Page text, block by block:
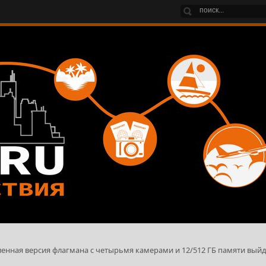
версия флагмана с четырьмя камерами и 12/512 ГБ памяти